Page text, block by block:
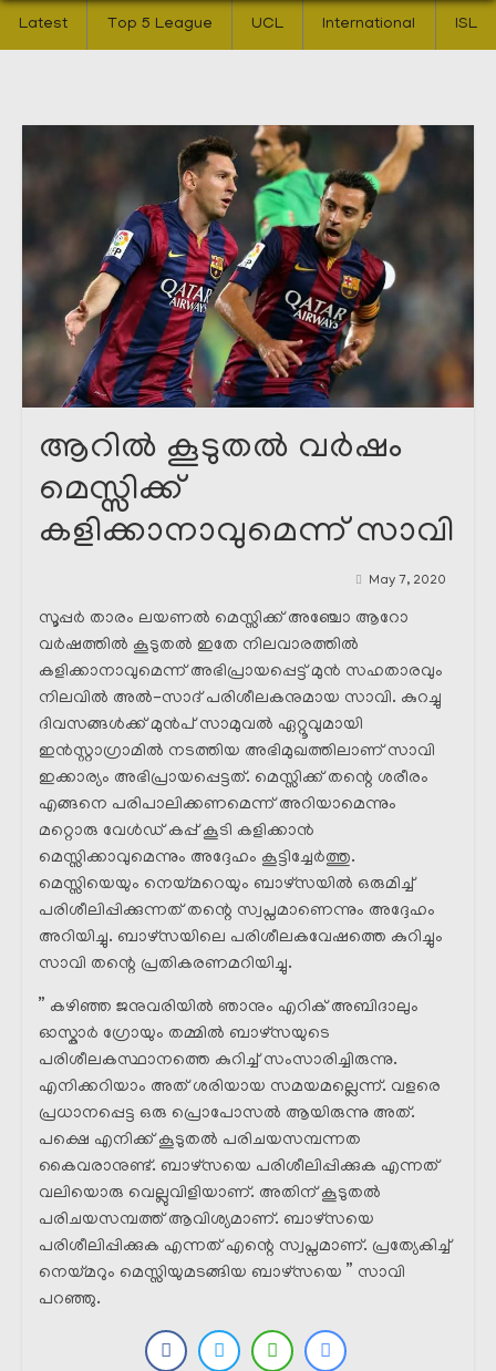
Latest Top 5 League UCL International ISL
ആറിൽ കൂടുതൽ വർഷം
മെസ്സിക്ക്
കളിക്കാനാവുമെന്ന് സാവി
May 7, 2020
സൂപ്പർ താരം ലയണൽ മെസ്സിക്ക് അഞ്ചോ ആറോ
വർഷത്തിൽ കൂടുതൽ ഇതേ നിലവാരത്തിൽ
കളിക്കാനാവുമെന്ന് അഭിപ്രായപ്പെട്ട് മുൻ സഹതാരവും
നിലവിൽ അൽ-സാദ് പരിശീലകനുമായ സാവി. കുറച്ചു
ദിവസങ്ങൾക്ക് മുൻപ് സാമുവൽ ഏറ്റൂവുമായി
ഇൻസ്റ്റാഗ്രാമിൽ നടത്തിയ അഭിമുഖത്തിലാണ് സാവി
ഇക്കാര്യം അഭിപ്രായപ്പെട്ടത്. മെസ്സിക്ക് തന്റെ ശരീരം
എങ്ങനെ പരിപാലിക്കണമെന്ന് അറിയാമെന്നും
മറ്റൊരു വേൾഡ് കപ്പ് കൂടി കളിക്കാൻ
മെസ്സിക്കാവുമെന്നും അദ്ദേഹം കൂട്ടിച്ചേർത്തു.
മെസ്സിയെയും നെയ്മറെയും ബാഴ്സയിൽ ഒരുമിച്ച്
പരിശീലിപ്പിക്കുന്നത് തന്റെ സ്വപ്നമാണെന്നും അദ്ദേഹം
അറിയിച്ചു. ബാഴ്സയിലെ പരിശീലകവേഷത്തെ കുറിച്ചും
സാവി തന്റെ പ്രതികരണമറിയിച്ചു.
” കഴിഞ്ഞ ജനുവരിയിൽ ഞാനും എറിക് അബിദാലും
ഓസ്കാർ ഗ്രോയും തമ്മിൽ ബാഴ്‌സയുടെ
പരിശീലകസ്ഥാനത്തെ കുറിച്ച് സംസാരിച്ചിരുന്നു.
എനിക്കറിയാം അത് ശരിയായ സമയമല്ലെന്ന്. വളരെ
പ്രധാനപ്പെട്ട ഒരു പ്രൊപോസൽ ആയിരുന്നു അത്.
പക്ഷെ എനിക്ക് കൂടുതൽ പരിചയസമ്പന്നത
കൈവരാനുണ്ട്. ബാഴ്സയെ പരിശീലിപ്പിക്കുക എന്നത്
വലിയൊരു വെല്ലുവിളിയാണ്. അതിന് കൂടുതൽ
പരിചയസമ്പത്ത് ആവിശ്യമാണ്. ബാഴ്സയെ
പരിശീലിപ്പിക്കുക എന്നത് എന്റെ സ്വപ്നമാണ്. പ്രത്യേകിച്ച്
നെയ്മറും മെസ്സിയുമടങ്ങിയ ബാഴ്സയെ ” സാവി
പറഞ്ഞു.